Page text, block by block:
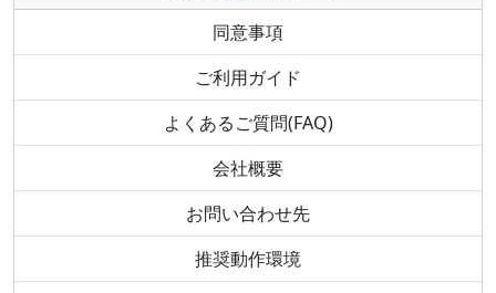
同意事項
ご利用ガイド
よくあるご質問(FAQ)
会社概要
お問い合わせ先
推奨動作環境